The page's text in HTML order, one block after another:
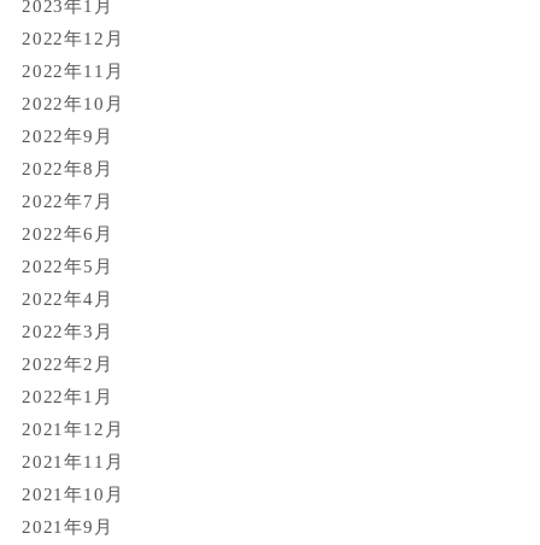
2023年1月
2022年12月
2022年11月
2022年10月
2022年9月
2022年8月
2022年7月
2022年6月
2022年5月
2022年4月
2022年3月
2022年2月
2022年1月
2021年12月
2021年11月
2021年10月
2021年9月